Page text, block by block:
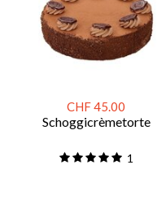
CHF 45.00
Schoggicrèmetorte
1